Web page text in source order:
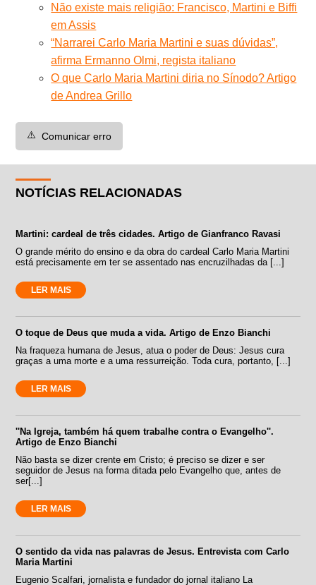
Não existe mais religião: Francisco, Martini e Biffi
em Assis
“Narrarei Carlo Maria Martini e suas dúvidas”,
afirma Ermanno Olmi, regista italiano
O que Carlo Maria Martini diria no Sínodo? Artigo
de Andrea Grillo
⚠️ Comunicar erro
NOTÍCIAS RELACIONADAS
Martini: cardeal de três cidades. Artigo de Gianfranco Ravasi
O grande mérito do ensino e da obra do cardeal Carlo Maria Martini
está precisamente em ter se assentado nas encruzilhadas da [...]
LER MAIS
O toque de Deus que muda a vida. Artigo de Enzo Bianchi
Na fraqueza humana de Jesus, atua o poder de Deus: Jesus cura
graças a uma morte e a uma ressurreição. Toda cura, portanto, [...]
LER MAIS
''Na Igreja, também há quem trabalhe contra o Evangelho''.
Artigo de Enzo Bianchi
Não basta se dizer crente em Cristo; é preciso se dizer e ser
seguidor de Jesus na forma ditada pelo Evangelho que, antes de
ser[...]
LER MAIS
O sentido da vida nas palavras de Jesus. Entrevista com Carlo
Maria Martini
Eugenio Scalfari, jornalista e fundador do jornal italiano La